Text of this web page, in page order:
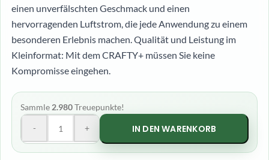
einen unverfälschten Geschmack und einen
hervorragenden Luftstrom, die jede Anwendung zu einem
besonderen Erlebnis machen. Qualität und Leistung im
Kleinformat: Mit dem CRAFTY+ müssen Sie keine
Kompromisse eingehen.
Sammle 2.980Treuepunkte!
- + IN DEN WARENKORB